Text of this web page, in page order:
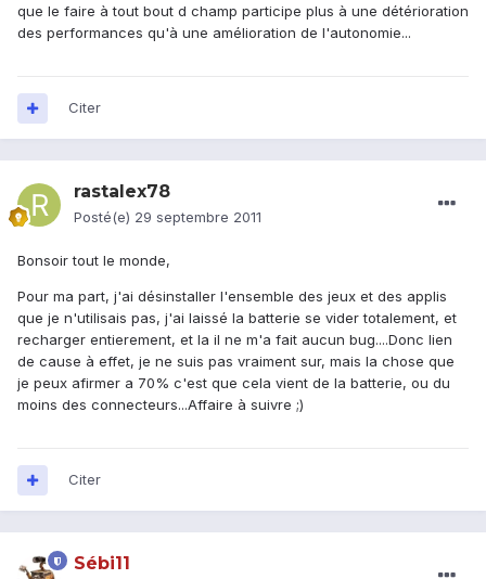
que le faire à tout bout d champ participe plus à une détérioration
des performances qu'à une amélioration de l'autonomie...
Citer
rastalex78
Posté(e) 29 septembre 2011
Bonsoir tout le monde,
Pour ma part, j'ai désinstaller l'ensemble des jeux et des applis
que je n'utilisais pas, j'ai laissé la batterie se vider totalement, et
recharger entierement, et la il ne m'a fait aucun bug....Donc lien
de cause à effet, je ne suis pas vraiment sur, mais la chose que
je peux afirmer a 70% c'est que cela vient de la batterie, ou du
moins des connecteurs...Affaire à suivre ;)
Citer
Sébi11